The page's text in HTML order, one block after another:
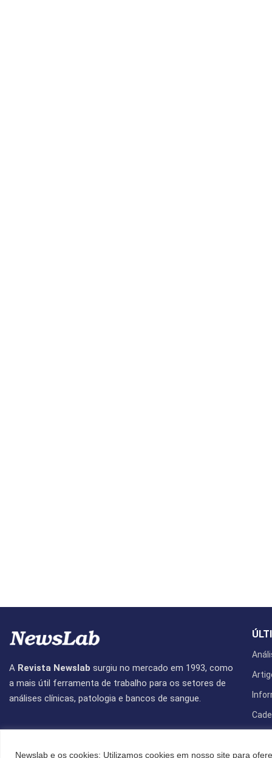
Newslab e os cookies: Utilizamos cookies em nosso site para
A Revista Newslab surgiu no mercado em 1993, como
a mais útil ferramenta de trabalho para os setores de
análises clínicas, patologia e bancos de sangue.